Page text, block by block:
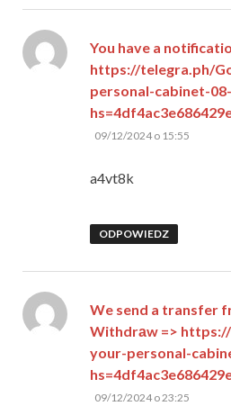
You have a
https://telegra.ph/
personal-cabinet-
pisze:
09/12/2024 o 15:55
a4vt8k
ODPOWIEDZ
We send a transfer
Withdrаw =>
your-personal-
pisze:
09/12/2024 o 23:25